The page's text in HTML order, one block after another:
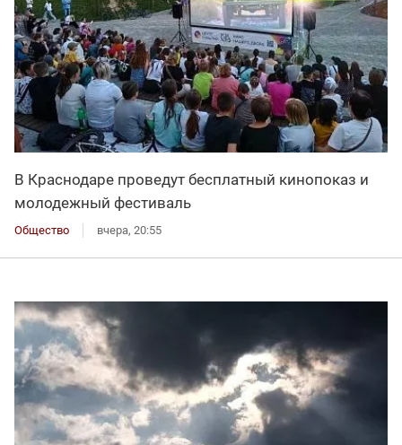
В Краснодаре проведут бесплатный кинопоказ и
молодежный фестиваль
Общество вчера, 20:55